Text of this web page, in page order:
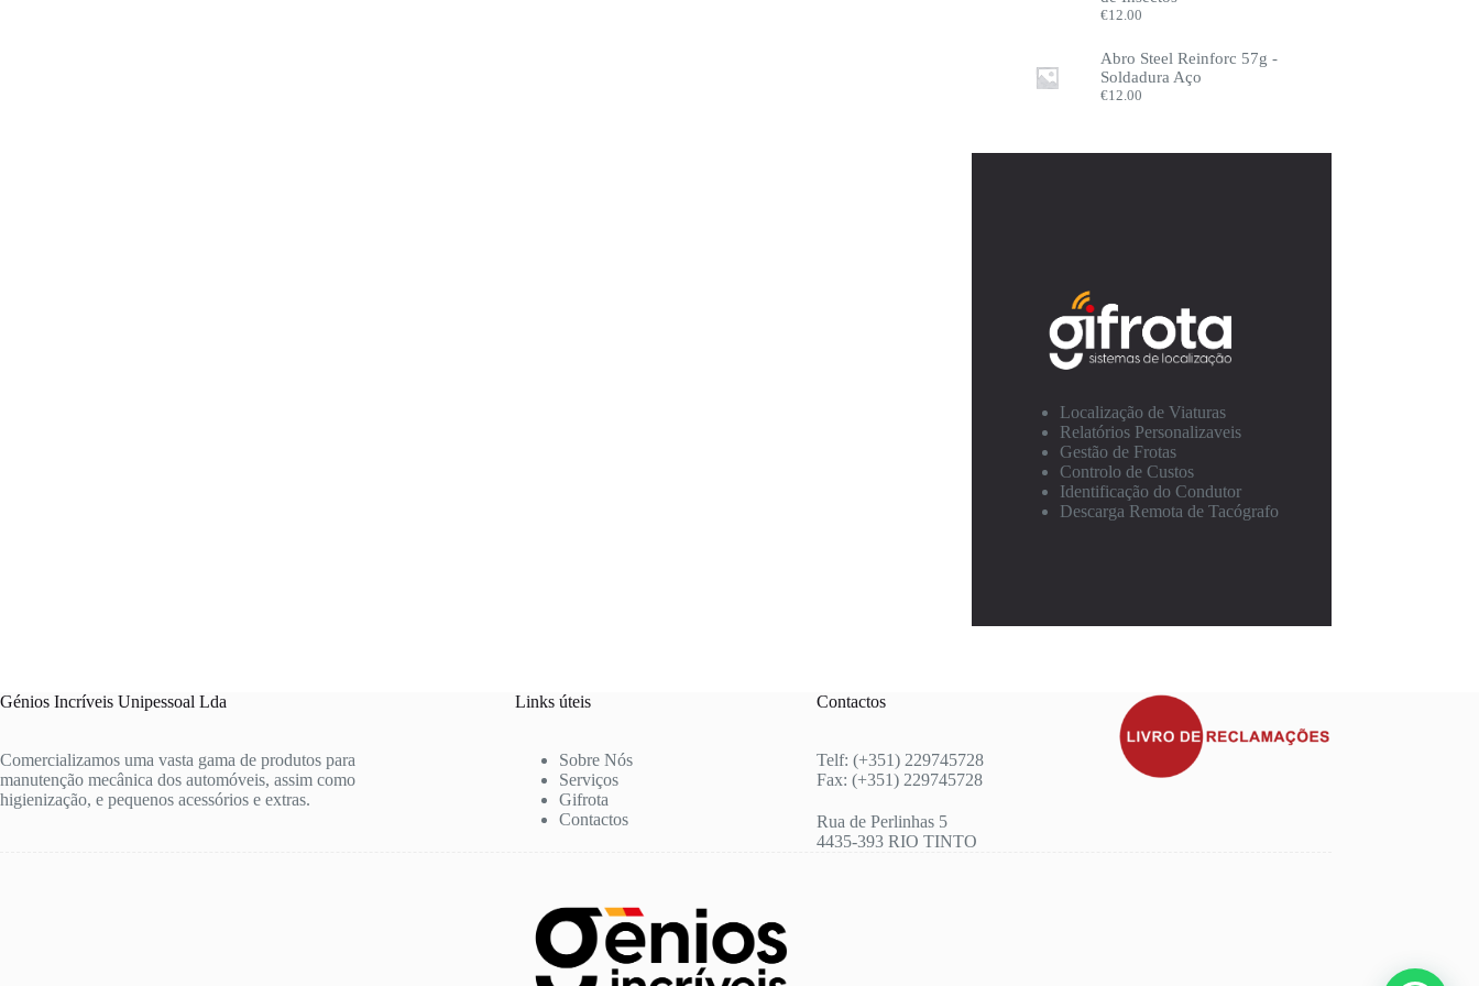
€12.00
Abro Steel Reinforc 57g -
Soldadura Aço
€12.00
Localização de Viaturas
Relatórios Personalizaveis
Gestão de Frotas
Controlo de Custos
Identificação do Condutor
Descarga Remota de Tacógrafo
Génios Incríveis Unipessoal Lda
Comercializamos uma vasta gama de produtos para
manutenção mecânica dos automóveis, assim como
higienização, e pequenos acessórios e extras.
Links úteis
Sobre Nós
Serviços
Gifrota
Contactos
Contactos
Telf: (+351) 229745728
Fax: (+351) 229745728
Rua de Perlinhas 5
4435-393 RIO TINTO